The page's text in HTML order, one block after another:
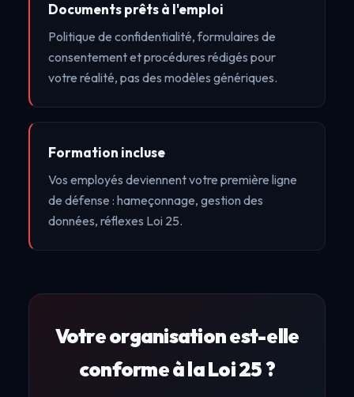
Documents prêts à l'emploi
Politique de confidentialité, formulaires de
consentement et procédures rédigés pour
votre réalité, pas des modèles génériques.
Formation incluse
Vos employés deviennent votre première ligne
de défense : hameçonnage, gestion des
données, réflexes Loi 25.
Votre organisation est-elle
conforme à la Loi 25 ?